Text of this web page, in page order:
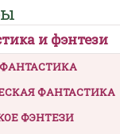
и фэнтези
ФАНТАСТИКА
ФЭНТЕЗИ